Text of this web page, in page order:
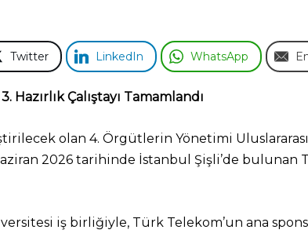
Twitter LinkedIn WhatsApp
Çalıştayı Tamamlandı
olan 4. Örgütlerin Yönetimi
2026 tarihinde İstanbul Şişli’de bulunan
iş birliğiyle, Türk Telekom’un ana